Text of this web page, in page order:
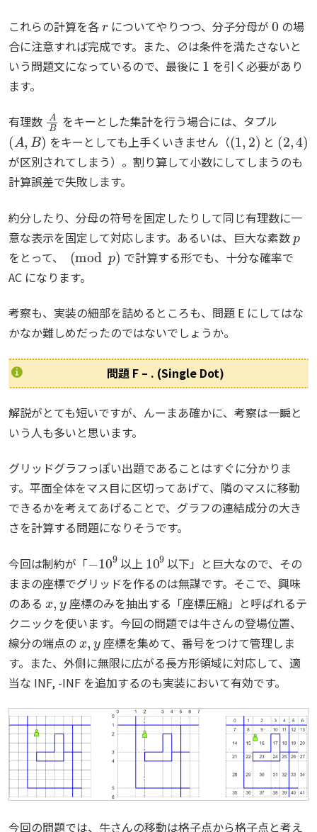
これらの計算を各 についてやりつつ、分子分母が
の場
合に注意すれば完成です。また、∅は条件を満たさないと
いう問題文になっているので、最後に
1
を引く必要があり
ます。
有理数
AB
をキーとした集計を行う場合には、タプル
(A,B)
をキーとしても上手くいきません（
(1 ,2)
と
( )
が区別されてしまう）。割り算して小数にしてしまうのも
計算誤差で失敗します。
約分したり、分母の符号を固定したりして同じ有理数に一
意な表示を固定して対応します。あるいは、巨大な素数
をとって、
(mod p)
で計算する形でも、十分な確率で
AC になります。
考察も、実装の細部を詰めるところも、問題 E にしてはな
かなか難しめだったのではないでしょうか。
問題 F – . (Single Dot)
解説がとても短いですが、んーまあ確かに、考察は一瞬と
いう人も多いと思います。
グリッドグラフっぽい出題であることはすぐに分かりま
す。平面全体をマス目に区切ってあげて、隣のマスに移動
できるかを考えてあげることで、グラフの連結成分の大き
さを計算する問題になりそうです。
今回は制約が「
9
以上
109
以下」と巨大なので、その
ままの座標でグリッドを作るのは無謀です。そこで、興味
のある
x,y
座標のみを抽出する「座標圧縮」と呼ばれるテ
クニックを使います。今回の問題では牛さんの登場位置、
線分の端点の
x,y
座標を集めて、番号をつけて管理しま
す。また、外側に無限に広がる長方形領域に対応して、適
当な INF, -INF を追加するのも実装において有効です。
今回の問題では、牛さんの移動は格子点から格子点と考え